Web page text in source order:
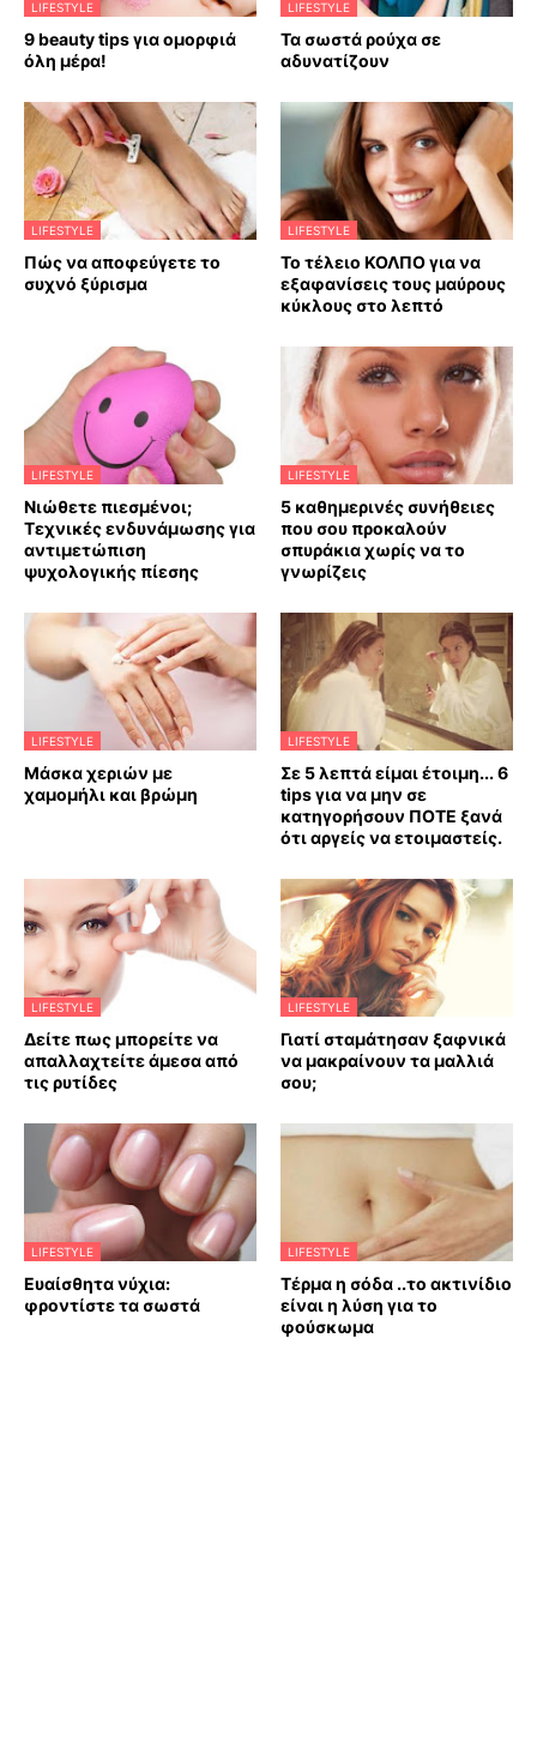
LIFESTYLE
9 beauty tips για ομορφιά
όλη μέρα!
LIFESTYLE
Τα σωστά ρούχα σε
αδυνατίζουν
LIFESTYLE
Πώς να αποφεύγετε το
συχνό ξύρισμα
LIFESTYLE
Το τέλειο ΚΟΛΠΟ για να
εξαφανίσεις τους μαύρους
κύκλους στο λεπτό
LIFESTYLE
Νιώθετε πιεσμένοι;
Τεχνικές ενδυνάμωσης για
αντιμετώπιση
ψυχολογικής πίεσης
LIFESTYLE
5 καθημερινές συνήθειες
που σου προκαλούν
σπυράκια χωρίς να το
γνωρίζεις
LIFESTYLE
Mάσκα χεριών με
χαμομήλι και βρώμη
LIFESTYLE
Σε 5 λεπτά είμαι έτοιμη... 6
tips για να μην σε
κατηγορήσουν ΠΟΤΕ ξανά
ότι αργείς να ετοιμαστείς.
LIFESTYLE
Δείτε πως μπορείτε να
απαλλαχτείτε άμεσα από
τις ρυτίδες
LIFESTYLE
Γιατί σταμάτησαν ξαφνικά
να μακραίνουν τα μαλλιά
σου;
LIFESTYLE
Ευαίσθητα νύχια:
φροντίστε τα σωστά
LIFESTYLE
Τέρμα η σόδα ..το ακτινίδιο
είναι η λύση για το
φούσκωμα